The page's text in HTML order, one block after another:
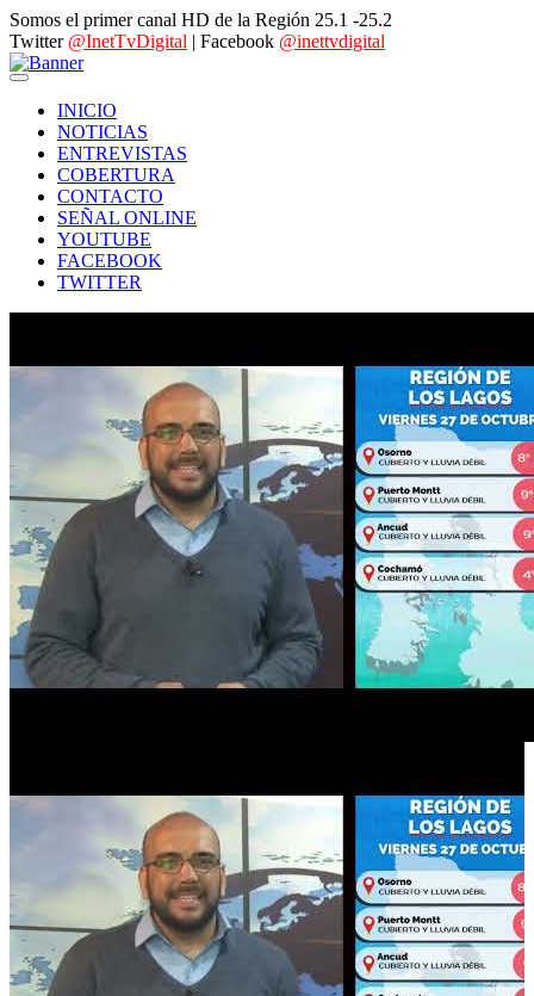
Somos el primer canal HD de la Región 25.1 -25.2
Twitter @InetTvDigital | Facebook @inettvdigital
INICIO
NOTICIAS
ENTREVISTAS
COBERTURA
CONTACTO
SEÑAL ONLINE
YOUTUBE
FACEBOOK
TWITTER